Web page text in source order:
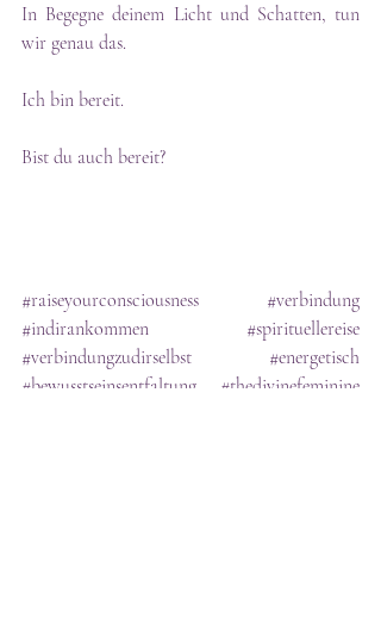
In Begegne deinem Licht und Schatten, tun
wir genau das.
Ich bin bereit.
Bist du auch bereit?
#raiseyourconsciousness
#verbindung
#indirankommen
#spirituellereise
#verbindungzudirselbst
#energetisch
#bewusstseinsentfaltung
#thedivinefeminine